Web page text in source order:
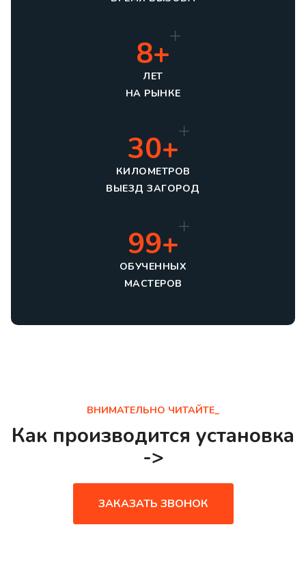
8+
ЛЕТ
НА РЫНКЕ
30+
КИЛОМЕТРОВ
ВЫЕЗД ЗАГОРОД
99+
ОБУЧЕННЫХ
МАСТЕРОВ
ВНИМАТЕЛЬНО ЧИТАЙТЕ_
Как производится установка
->
ЗАКАЗАТЬ ЗВОНОК